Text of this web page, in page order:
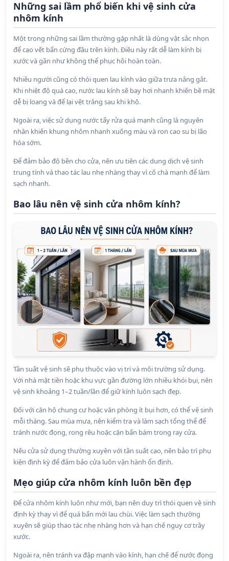
Những sai lầm phổ biến khi vệ sinh cửa
nhôm kính
Một trong những sai lầm thường gặp nhất là dùng vật sắc nhọn
để cạo vết bẩn cứng đầu trên kính. Điều này rất dễ làm kính bị
xước và gần như không thể phục hồi hoàn toàn.
Nhiều người cũng có thói quen lau kính vào giữa trưa nắng gắt.
Khi nhiệt độ quá cao, nước lau kính sẽ bay hơi nhanh khiến bề mặt
dễ bị loang và để lại vệt trắng sau khi khô.
Ngoài ra, việc sử dụng nước tẩy rửa quá mạnh cũng là nguyên
nhân khiến khung nhôm nhanh xuống màu và ron cao su bị lão
hóa sớm.
Để đảm bảo độ bền cho cửa, nên ưu tiên các dung dịch vệ sinh
trung tính và thao tác lau nhẹ nhàng thay vì cố chà mạnh để làm
sạch nhanh.
Bao lâu nên vệ sinh cửa nhôm kính?
Tần suất vệ sinh sẽ phụ thuộc vào vị trí và môi trường sử dụng.
Với nhà mặt tiền hoặc khu vực gần đường lớn nhiều khói bụi, nên
vệ sinh khoảng 1–2 tuần/lần để giữ kính luôn sạch đẹp.
Đối với căn hộ chung cư hoặc văn phòng ít bụi hơn, có thể vệ sinh
mỗi tháng. Sau mùa mưa, nên kiểm tra và làm sạch tổng thể để
tránh nước đọng, rong rêu hoặc cặn bẩn bám trong ray cửa.
Nếu cửa sử dụng thường xuyên với tần suất cao, nên bảo trì phụ
kiện định kỳ để đảm bảo cửa luôn vận hành ổn định.
Mẹo giúp cửa nhôm kính luôn bền đẹp
Để cửa nhôm kính luôn như mới, bạn nên duy trì thói quen vệ sinh
định kỳ thay vì để quá bẩn mới lau chùi. Việc làm sạch thường
xuyên sẽ giúp thao tác nhẹ nhàng hơn và hạn chế nguy cơ trầy
xước.
Ngoài ra, nên tránh va đập mạnh vào kính, hạn chế để nước đọng